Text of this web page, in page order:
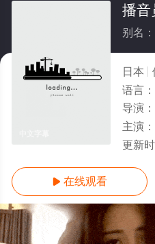
日本
语言：
导演：
主演：
更新时
 在线观看